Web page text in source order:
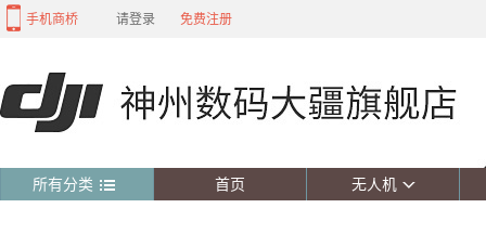
手机商桥 请登录 免费注册
所有分类 首页 无人机